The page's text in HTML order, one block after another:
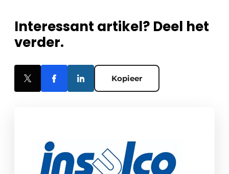
Interessant artikel? Deel het
verder.
Kopieer